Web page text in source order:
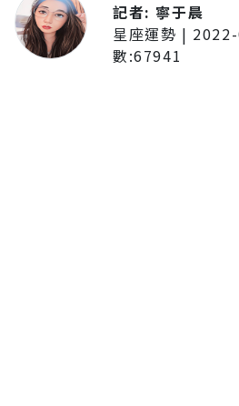
記者: 寧于晨
星座運勢 |
數:67941